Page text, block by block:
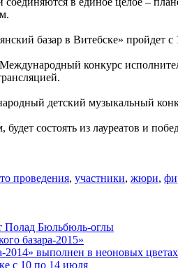
базар в Витебске» пройдет с
конкурс
детский музыкальный
состоять из лауреатов и
проведения, участники, жюри,
Полад Бюльбюль-оглы
базара-2015»
2014» выполнен в неоновых цветах
с 10 по 14 июля